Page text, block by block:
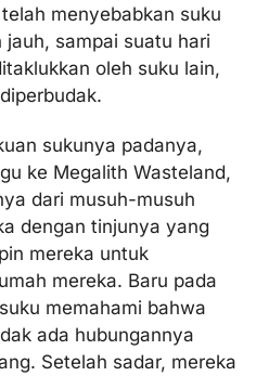
menyebabkan suku
jauh, sampai suatu hari
oleh suku lain,
sukunya padanya,
ke Megalith Wasteland,
dari musuh-musuh
dengan tinjunya yang
mereka untuk
mereka. Baru pada
memahami bahwa
ada hubungannya
Setelah sadar, mereka